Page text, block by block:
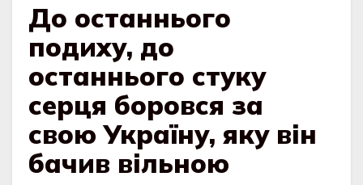
До останнього
подиху, до
останнього стуку
серця боровся за
свою Україну, яку він
бачив вільною